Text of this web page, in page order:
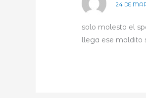
24 DE
solo molesta el
llega ese maldito